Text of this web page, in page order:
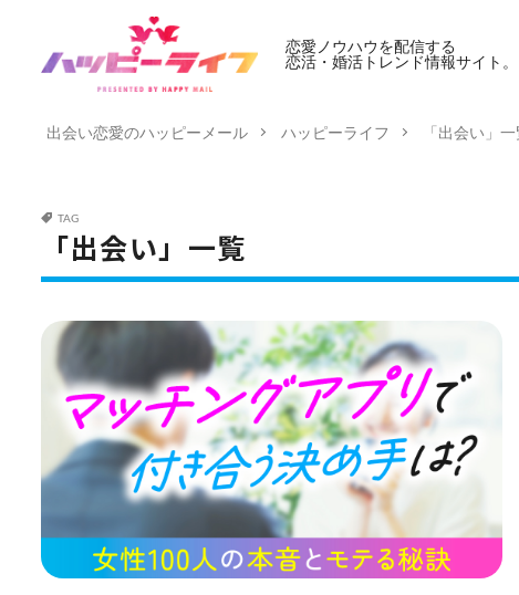
恋愛ノウハウを配信する
恋活・婚活トレンド情報サイト。
出会い恋愛のハッピーメール ハッピーライフ 「出会い」一
TAG
「出会い」一覧